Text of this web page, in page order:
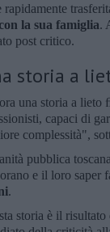
rapidamente
la sua famiglia.
post critico.
storia a
una storia a lieto
capaci di
complessità",
pubblica
e il loro saper
.
storia è il